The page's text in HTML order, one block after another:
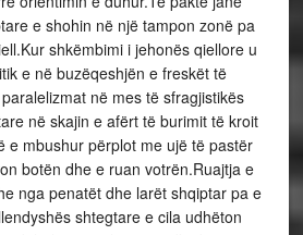
e shohin në një tampon zonë pa
shkëmbimi i jehonës qiellore u
e në buzëqeshjën e freskët të
në mes të sfragjistikës
në skajin e afërt të burimit të kroit
e mbushur përplot me ujë të pastër
botën dhe e ruan votrën.Ruajtja e
nga penatët dhe larët shqiptar pa e
shtegtare e cila udhëton